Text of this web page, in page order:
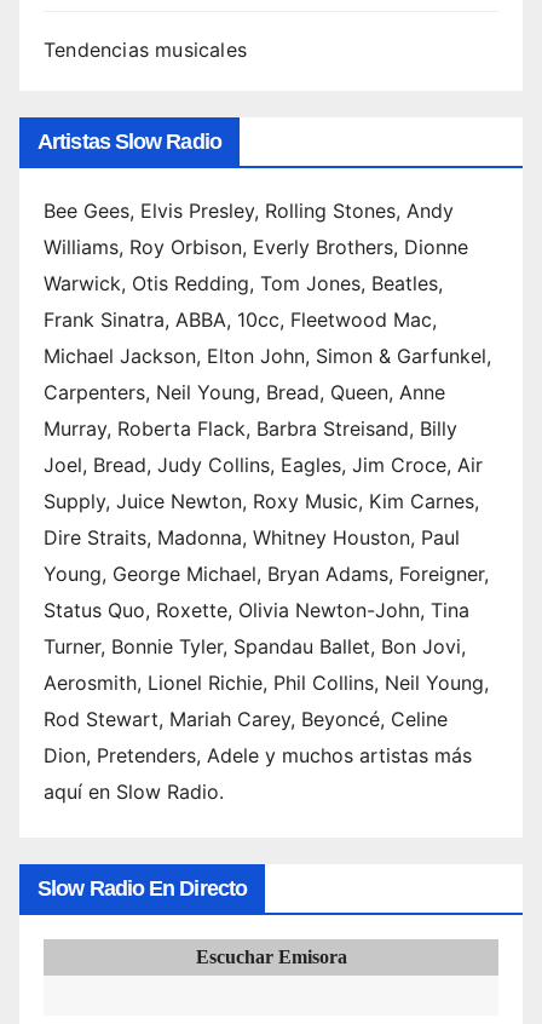
Tendencias musicales
Artistas Slow Radio
Bee Gees, Elvis Presley, Rolling Stones, Andy
Williams, Roy Orbison, Everly Brothers, Dionne
Warwick, Otis Redding, Tom Jones, Beatles,
Frank Sinatra, ABBA, 10cc, Fleetwood Mac,
Michael Jackson, Elton John, Simon & Garfunkel,
Carpenters, Neil Young, Bread, Queen, Anne
Murray, Roberta Flack, Barbra Streisand, Billy
Joel, Bread, Judy Collins, Eagles, Jim Croce, Air
Supply, Juice Newton, Roxy Music, Kim Carnes,
Dire Straits, Madonna, Whitney Houston, Paul
Young, George Michael, Bryan Adams, Foreigner,
Status Quo, Roxette, Olivia Newton-John, Tina
Turner, Bonnie Tyler, Spandau Ballet, Bon Jovi,
Aerosmith, Lionel Richie, Phil Collins, Neil Young,
Rod Stewart, Mariah Carey, Beyoncé, Celine
Dion, Pretenders, Adele y muchos artistas más
aquí en Slow Radio.
Slow Radio En Directo
Escuchar Emisora